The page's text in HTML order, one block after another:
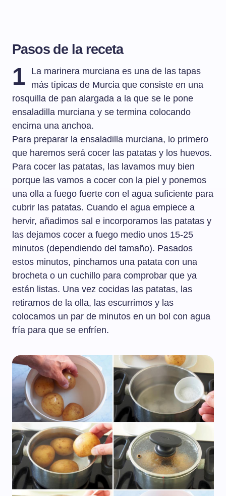
Pasos de la receta
1
La marinera murciana es una de las tapas
más típicas de Murcia que consiste en una
rosquilla de pan alargada a la que se le pone
ensaladilla murciana y se termina colocando
encima una anchoa.
Para preparar la ensaladilla murciana, lo primero
que haremos será cocer las patatas y los huevos.
Para cocer las patatas, las lavamos muy bien
porque las vamos a cocer con la piel y ponemos
una olla a fuego fuerte con el agua suficiente para
cubrir las patatas. Cuando el agua empiece a
hervir, añadimos sal e incorporamos las patatas y
las dejamos cocer a fuego medio unos 15-25
minutos (dependiendo del tamaño). Pasados
estos minutos, pinchamos una patata con una
brocheta o un cuchillo para comprobar que ya
están listas. Una vez cocidas las patatas, las
retiramos de la olla, las escurrimos y las
colocamos un par de minutos en un bol con agua
fría para que se enfríen.